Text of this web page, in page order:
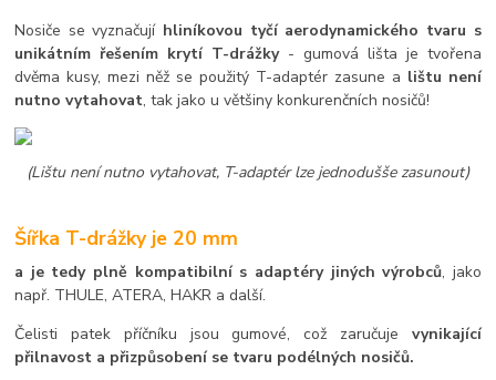
Nosiče se vyznačují hliníkovou tyčí aerodynamického tvaru s
unikátním řešením krytí T-drážky- gumová lišta je tvořena
dvěma kusy, mezi něž se použitý T-adaptér zasune a lištu není
nutno vytahovat, tak jako u většiny konkurenčních nosičů!
(Lištu není nutno vytahovat, T-adaptér lze jednodušše zasunout)
Šířka T-drážky je 20 mm
a je tedy plně kompatibilní s adaptéry jiných výrobců, jako
např. THULE, ATERA, HAKR a další.
Čelisti patek příčníku jsou gumové, což zaručuje vynikající
přilnavost a přizpůsobení se tvaru podélných nosičů.